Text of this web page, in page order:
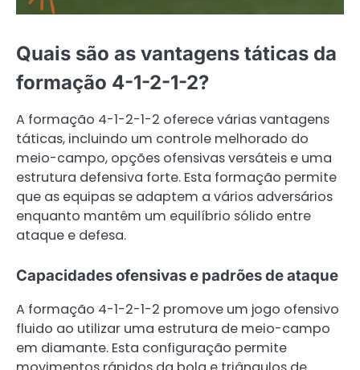
Quais são as vantagens táticas da
formação 4-1-2-1-2?
A formação 4-1-2-1-2 oferece várias vantagens
táticas, incluindo um controle melhorado do
meio-campo, opções ofensivas versáteis e uma
estrutura defensiva forte. Esta formação permite
que as equipas se adaptem a vários adversários
enquanto mantêm um equilíbrio sólido entre
ataque e defesa.
Capacidades ofensivas e padrões de ataque
A formação 4-1-2-1-2 promove um jogo ofensivo
fluido ao utilizar uma estrutura de meio-campo
em diamante. Esta configuração permite